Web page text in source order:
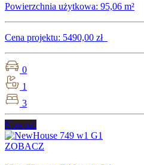
Powierzchnia użytkowa: 95,06 m²
Cena projektu: 5490,00 zł
0
1
3
Nowość
ZOBACZ